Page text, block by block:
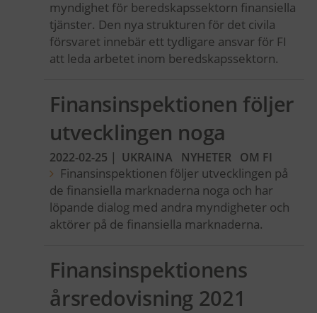
myndighet för beredskapssektorn finansiella
tjänster. Den nya strukturen för det civila
försvaret innebär ett tydligare ansvar för FI
att leda arbetet inom beredskapssektorn.
Finansinspektionen följer
utvecklingen noga
2022-02-25 | UKRAINA NYHETER OM FI
Finansinspektionen följer utvecklingen på
de finansiella marknaderna noga och har
löpande dialog med andra myndigheter och
aktörer på de finansiella marknaderna.
Finansinspektionens
årsredovisning 2021